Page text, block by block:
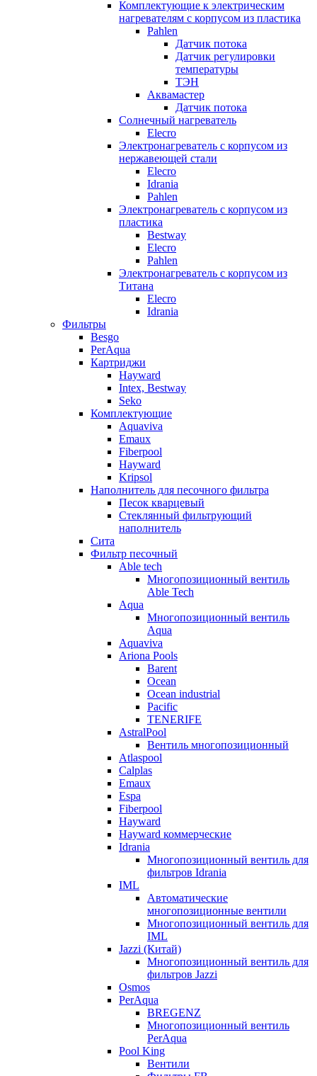
Комплектующие к электрическим
нагревателям с корпусом из пластика
Pahlen
Датчик потока
Датчик регулировки
температуры
ТЭН
Аквамастер
Датчик потока
Солнечный нагреватель
Elecro
Электронагреватель с корпусом из
нержавеющей стали
Elecro
Idrania
Pahlen
Электронагреватель с корпусом из
пластика
Bestway
Elecro
Pahlen
Электронагреватель с корпусом из
Титана
Elecro
Idrania
Фильтры
Besgo
PerAqua
Картриджи
Hayward
Intex, Bestway
Seko
Комплектующие
Aquaviva
Emaux
Fiberpool
Hayward
Kripsol
Наполнитель для песочного фильтра
Песок кварцевый
Стеклянный фильтрующий
наполнитель
Сита
Фильтр песочный
Able tech
Многопозиционный вентиль
Able Tech
Aqua
Многопозиционный вентиль
Aqua
Aquaviva
Ariona Pools
Barent
Ocean
Ocean industrial
Pacific
TENERIFE
AstralPool
Вентиль многопозиционный
Atlaspool
Calplas
Emaux
Espa
Fiberpool
Hayward
Hayward коммерческие
Idrania
Многопозиционный вентиль для
фильтров Idrania
IML
Автоматические
многопозиционные вентили
Многопозиционный вентиль для
IML
Jazzi (Китай)
Многопозиционный вентиль для
фильтров Jazzi
Osmos
PerAqua
BREGENZ
Многопозиционный вентиль
PerAqua
Pool King
Вентили